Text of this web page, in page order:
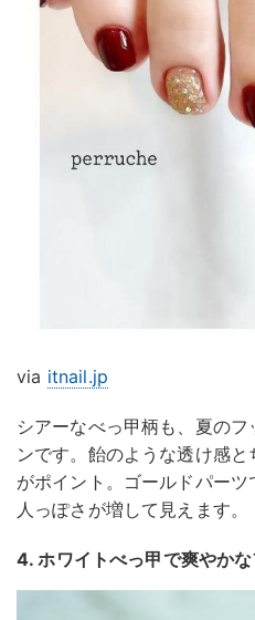
via itnail.jp
シアーなべっ甲柄も、夏の
ンです。飴のような透け感
がポイント。ゴールドパー
人っぽさが増して見えます。
4. ホワイトべっ甲で爽やか